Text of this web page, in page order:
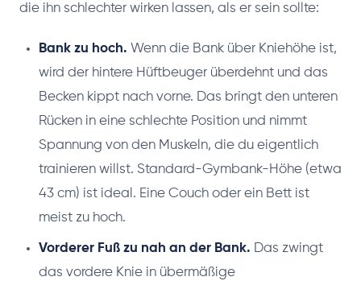
die ihn schlechter wirken lassen, als er sein sollte:
Bank zu hoch. Wenn die Bank über Kniehöhe ist,
wird der hintere Hüftbeuger überdehnt und das
Becken kippt nach vorne. Das bringt den unteren
Rücken in eine schlechte Position und nimmt
Spannung von den Muskeln, die du eigentlich
trainieren willst. Standard-Gymbank-Höhe (etwa
43 cm) ist ideal. Eine Couch oder ein Bett ist
meist zu hoch.
Vorderer Fuß zu nah an der Bank. Das zwingt
das vordere Knie in übermäßige